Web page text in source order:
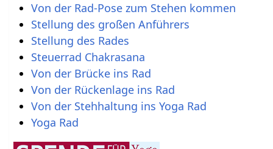
Von der Rad-Pose zum Stehen kommen
Stellung des großen Anführers
Stellung des Rades
Steuerrad Chakrasana
Von der Brücke ins Rad
Von der Rückenlage ins Rad
Von der Stehhaltung ins Yoga Rad
Yoga Rad